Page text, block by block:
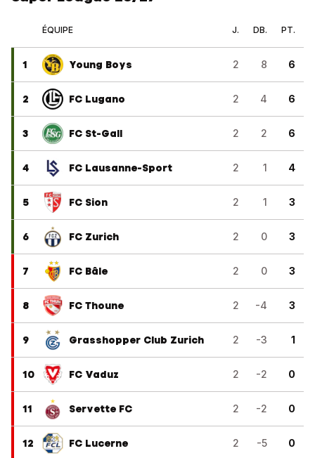
ÉQUIPE J. DB. PT.
1 Young Boys 2 8 6
2 FC Lugano 2 4 6
3 FC St-Gall 2 2 6
4 FC Lausanne-Sport 2 1 4
5 FC Sion 2 1 3
6 FC Zurich 2 0 3
7 FC Bâle 2 0 3
8 FC Thoune 2 -4 3
9 Grasshopper Club Zurich 2 -3 1
10 FC Vaduz 2 -2 0
11 Servette FC 2 -2 0
12 FC Lucerne 2 -5 0